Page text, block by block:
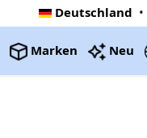
Deutschland •
Marken Neu